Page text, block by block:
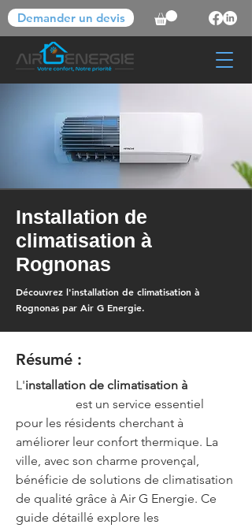
Demander un devis
Installation de
climatisation à
Rognonas
Découvrez l'installation de climatisation à
Rognonas par Air G Energie.
Résumé :
L'installation de climatisation à
est un service essentiel
pour les résidents cherchant à
améliorer leur confort thermique. La
ville, avec son charme provençal,
bénéficie de solutions de climatisation
de qualité grâce à Air G Energie. Ce
guide détaillé explore les